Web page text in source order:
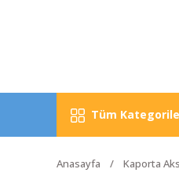
Tüm
Anasayfa Kaporta